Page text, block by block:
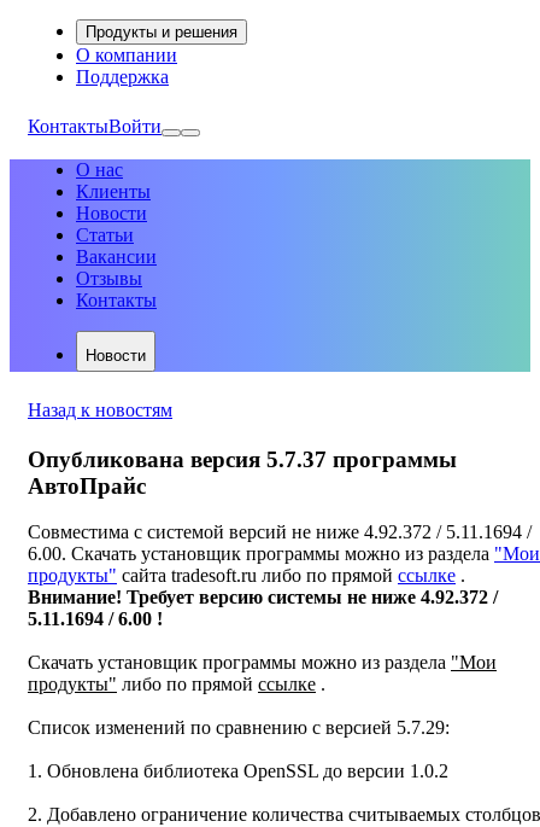
Продукты и решения
О компании
Поддержка
КонтактыВойти
О нас
Клиенты
Новости
Статьи
Вакансии
Отзывы
Контакты
Новости
Назад к новостям
Опубликована версия 5.7.37 программы
АвтоПрайс
Совместима с системой версий не ниже 4.92.372 / 5.11.1694 /
6.00. Скачать установщик программы можно из раздела "Мои
продукты" сайта tradesoft.ru либо по прямой ссылке .
Внимание! Требует версию системы не ниже 4.92.372 /
5.11.1694 / 6.00 !
Скачать установщик программы можно из раздела "Мои
продукты" либо по прямой ссылке .
Список изменений по сравнению с версией 5.7.29:
1. Обновлена библиотека OpenSSL до версии 1.0.2
2. Добавлено ограничение количества считываемых столбцов